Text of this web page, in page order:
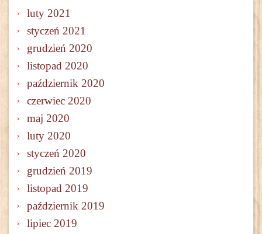
luty 2021
styczeń 2021
grudzień 2020
listopad 2020
październik 2020
czerwiec 2020
maj 2020
luty 2020
styczeń 2020
grudzień 2019
listopad 2019
październik 2019
lipiec 2019